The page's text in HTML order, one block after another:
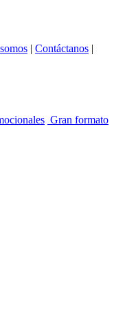
| Contáctanos |
Gran formato